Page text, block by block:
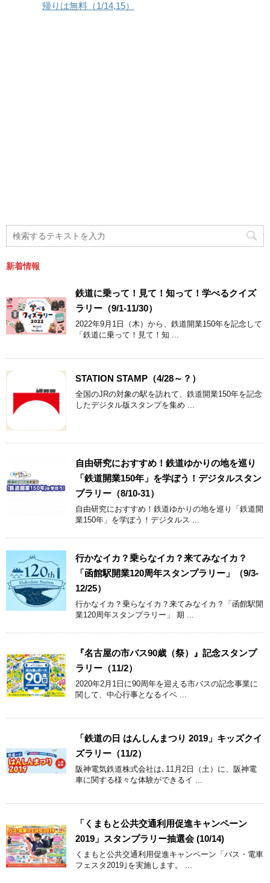
帰りは無料（1/14,15）
新着情報
鉄道に乗って！見て！知って！学べるクイズ
ラリー（9/1-11/30）
2022年9月1日（木）から、鉄道開業150年を記念して
「鉄道に乗って！見て！知 ...
STATION STAMP（4/28～？）
全国のJRの対象の駅を訪れて、鉄道開業150年を記念
したデジタル版スタンプを集め ...
自由研究におすすめ！鉄道ゆかりの地を巡り
「鉄道開業150年」を学ぼう！デジタルスタン
プラリー（8/10-31）
自由研究におすすめ！鉄道ゆかりの地を巡り「鉄道開
業150年」を学ぼう！デジタルス ...
行かなイカ？乗らなイカ？来てみなイカ？
「函館駅開業120周年スタンプラリー」（9/3-
12/25）
行かなイカ？乗らなイカ？来てみなイカ？「函館駅開
業120周年スタンプラリー」 期 ...
『名古屋の市バス90歳（祭）』記念スタンプ
ラリー（11/2）
2020年2月1日に90周年を迎える市バスの記念事業に
関して、中心行事となるイベ ...
「鉄道の日 はんしんまつり 2019」キッズクイ
ズラリー（11/2）
阪神電気鉄道株式会社は､11月2日（土）に、阪神電
車に関する様々な体験ができるイ ...
「くまもと公共交通利用促進キャンペーン
2019」スタンプラリー抽選会 (10/14)
くまもと公共交通利用促進キャンペーン「バス・電車
フェスタ2019｣を実施します。 ...